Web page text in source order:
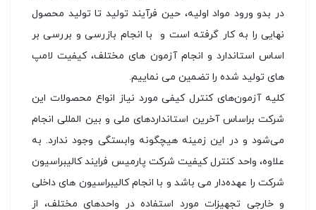
در بدو ورود مواد اولیه، حین فرآیند تولید تا تولید محصول
نهایی را به کار گرفته است و با انجام بازرسی و بررسی بر
اساس استاندارد و انجام آزمون های مختلف، کیفیت لامپ
های تولید شده را تضمین می نماییم.
کلیه آزمون‌های کنترل کیفی مورد نیاز انواع محصولات این
شرکت براساس آخرین استانداردهای ملی و بین المللی انجام
می‌شود و در این زمینه هیچگونه وابستگی وجود ندارد. به
علاوه، واحد کنترل کیفیت شرکت پارمیس فرایند کالیبراسیون
شركت را عهده‌دار می باشد و با انجام کالیبراسیون های داخلی
و خارجی تجهیزات مورد استفاده در واحدهای مختلف، از